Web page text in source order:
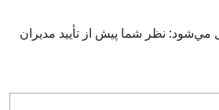
مي‌شود: نظر شما پيش از تأييد مديران